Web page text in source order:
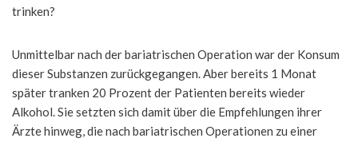
trinken?
Unmittelbar nach der bariatrischen Operation war der Konsum
dieser Substanzen zurückgegangen. Aber bereits 1 Monat
später tranken 20 Prozent der Patienten bereits wieder
Alkohol. Sie setzten sich damit über die Empfehlungen ihrer
Ärzte hinweg, die nach bariatrischen Operationen zu einer